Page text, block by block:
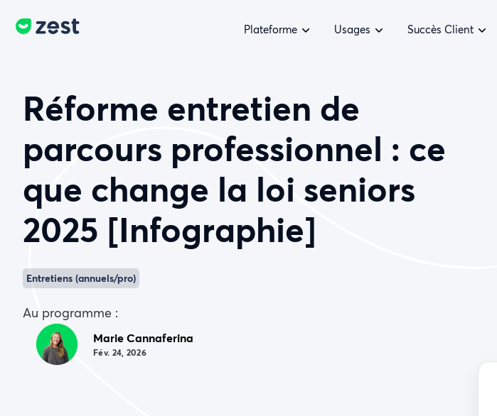
Plateforme Usages Succès Client
Réforme entretien de
parcours professionnel : ce
que change la loi seniors
2025 [Infographie]
Entretiens (annuels/pro)
Au programme :
Marie Cannaferina
Fév. 24, 2026